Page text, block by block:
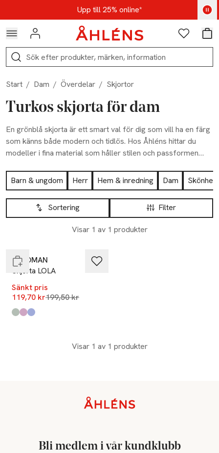
Hoppa till navigationsmenynUpp till 25% online*
Kod: AUG25 - Shoppa nu
Logga in Favoriter
Sök
Start / Dam / Överdelar / Skjortor
Turkos skjorta för dam
En grönblå skjorta är ett smart val för dig som vill ha en färg
som känns både modern och tidlös. Hos Åhléns hittar du
modeller i fina material som håller stilen och passformen
avslappnad vardagsstil, har vi skjortor som passar för livets
alla tillfällen.
Hoppa till produktsidan
Barn & ungdom Herr Hem & inredning Dam
Skönhet
Hoppa till produktsidan
Filter
Sortering
Visar 1 av 1 produkter
Lista över produkter
Å WOMAN
Skjorta LOLA
Sänkt pris
119,70 krLägsta pris 30 dagar
199,50 kr
Produkten finns i färgerna:
Light Green
Dusty Red
Blue,
Visar 1 av 1 produkter
Bli medlem i vår kundklubb